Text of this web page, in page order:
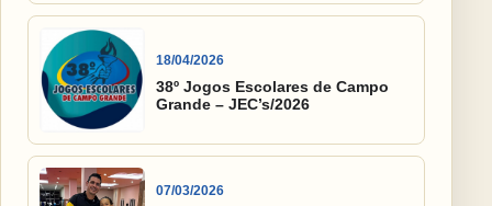
18/04/2026
38º Jogos Escolares de Campo
Grande – JEC’s/2026
07/03/2026